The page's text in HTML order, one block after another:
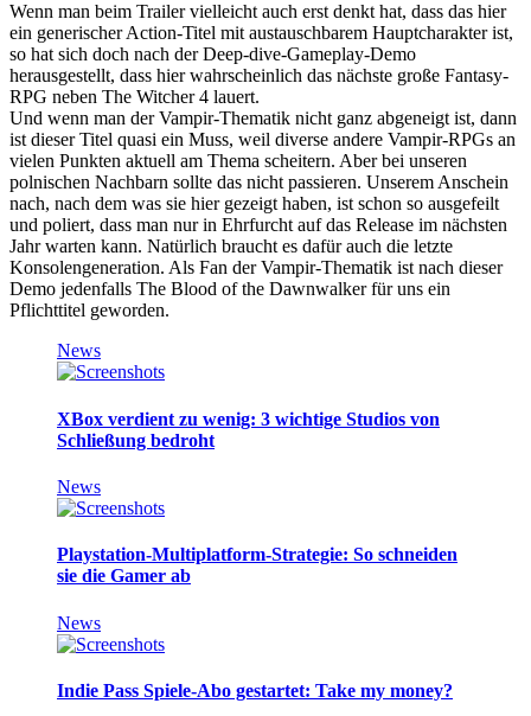
Wenn man beim Trailer vielleicht auch erst denkt hat, dass das hier
ein generischer Action-Titel mit austauschbarem Hauptcharakter ist,
so hat sich doch nach der Deep-dive-Gameplay-Demo
herausgestellt, dass hier wahrscheinlich das nächste große Fantasy-
RPG neben The Witcher 4 lauert.
Und wenn man der Vampir-Thematik nicht ganz abgeneigt ist, dann
ist dieser Titel quasi ein Muss, weil diverse andere Vampir-RPGs an
vielen Punkten aktuell am Thema scheitern. Aber bei unseren
polnischen Nachbarn sollte das nicht passieren. Unserem Anschein
nach, nach dem was sie hier gezeigt haben, ist schon so ausgefeilt
und poliert, dass man nur in Ehrfurcht auf das Release im nächsten
Jahr warten kann. Natürlich braucht es dafür auch die letzte
Konsolengeneration. Als Fan der Vampir-Thematik ist nach dieser
Demo jedenfalls The Blood of the Dawnwalker für uns ein
Pflichttitel geworden.
News
XBox verdient zu wenig: 3 wichtige Studios von
Schließung bedroht
News
Playstation-Multiplatform-Strategie: So schneiden
sie die Gamer ab
News
Indie Pass Spiele-Abo gestartet: Take my money?